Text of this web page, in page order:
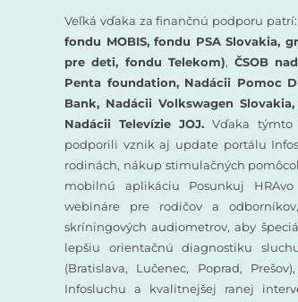
Veľká vďaka za finančnú podporu patrí:
fondu MOBIS, fondu PSA Slovakia,
pre deti, fondu Telekom), ČSOB
Penta foundation, Nadácii Pomoc
Bank, Nadácii Volkswagen
Nadácii Televízie JOJ.Vďaka
podporili vznik aj update portálu
rodinách, nákup stimulačných
mobilnú aplikáciu Posunkuj
webináre pre rodičov a
skríningových audiometrov, aby
lepšiu orientačnú diagnostiku
(Bratislava, Lučenec, Poprad,
Infosluchu a kvalitnejšej ranej